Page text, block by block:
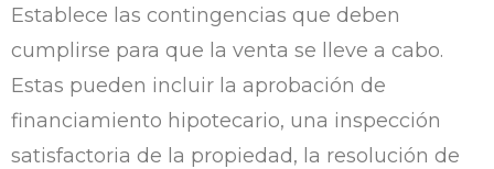
Establece las contingencias que deben
cumplirse para que la venta se lleve a cabo.
Estas pueden incluir la aprobación de
financiamiento hipotecario, una inspección
satisfactoria de la propiedad, la resolución de